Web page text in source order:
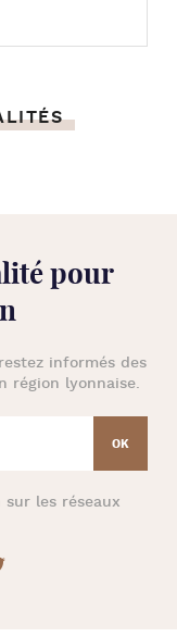
pour
informés des
région lyonnaise.
sur les réseaux